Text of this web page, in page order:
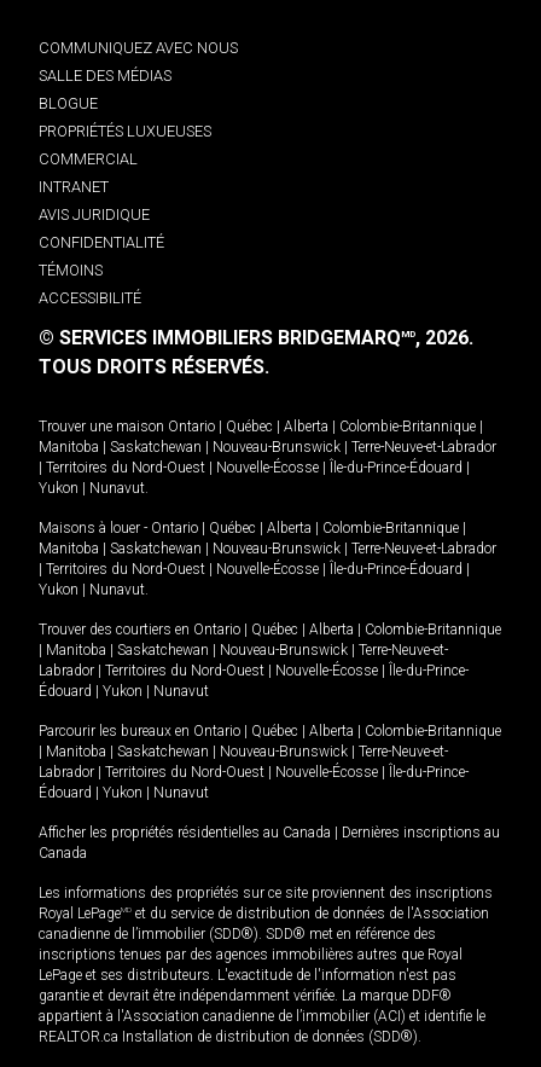
COMMUNIQUEZ AVEC NOUS
SALLE DES MÉDIAS
BLOGUE
PROPRIÉTÉS LUXUEUSES
COMMERCIAL
INTRANET
AVIS JURIDIQUE
CONFIDENTIALITÉ
TÉMOINS
ACCESSIBILITÉ
© SERVICES IMMOBILIERS BRIDGEMARQMD, 2026.
TOUS DROITS RÉSERVÉS.
Trouver une maison Ontario Québec Alberta Colombie-Britannique
Manitoba
Saskatchewan Nouveau-Brunswick
Terre-Neuve-et-Labrador
Territoires du Nord-Ouest Nouvelle-Écosse Île-du-Prince-Édouard
Yukon
Nunavut.
Maisons à louer - Ontario Québec Alberta Colombie-Britannique
Manitoba
Saskatchewan Nouveau-Brunswick
Terre-Neuve-et-Labrador
Territoires du Nord-Ouest Nouvelle-Écosse Île-du-Prince-Édouard
Yukon
Nunavut.
Trouver des courtiers en Ontario Québec Alberta
Colombie-Britannique
Manitoba Saskatchewan Nouveau-Brunswick
Terre-Neuve-et-
Labrador
Territoires du Nord-Ouest Nouvelle-Écosse
Île-du-Prince-
Édouard
Yukon Nunavut
Parcourir les bureaux en Ontario Québec Alberta
Colombie-Britannique
Manitoba Saskatchewan Nouveau-Brunswick
Terre-Neuve-et-
Labrador
Territoires du Nord-Ouest Nouvelle-Écosse
Île-du-Prince-
Édouard
Yukon Nunavut
Afficher les propriétés résidentielles au Canada
Dernières inscriptions au
Canada
Les informations des propriétés sur ce site proviennent des inscriptions
Royal LePageMD et du service de distribution de données de l'Association
canadienne de l’immobilier (SDD®). SDD® met en référence des
inscriptions tenues par des agences immobilières autres que Royal
LePage et ses distributeurs. L'exactitude de l'information n'est pas
garantie et devrait être indépendamment vérifiée. La marque DDF®
appartient à l'Association canadienne de l’immobilier (ACI) et identifie le
REALTOR.ca Installation de distribution de données (SDD®).